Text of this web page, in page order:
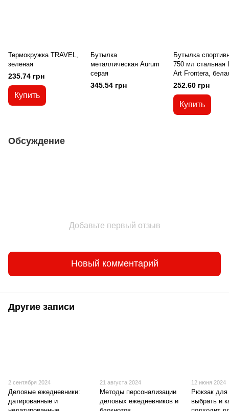
Термокружка TRAVEL,
зеленая
235.74 грн
Купить
Бутылка
металлическая Aurum
серая
345.54 грн
Бутылка
750 мл стальная
Art Frontera,
252.60 грн
Купить
Обсуждение
Добавьте первый отзыв
Новый комментарий
Другие записи
2 сентября 2024
Деловые ежедневники:
датированные и
21 августа 2024
Методы персонализации
деловых ежедневников и
12 июня 2024
Рюкзак для
выбрать и